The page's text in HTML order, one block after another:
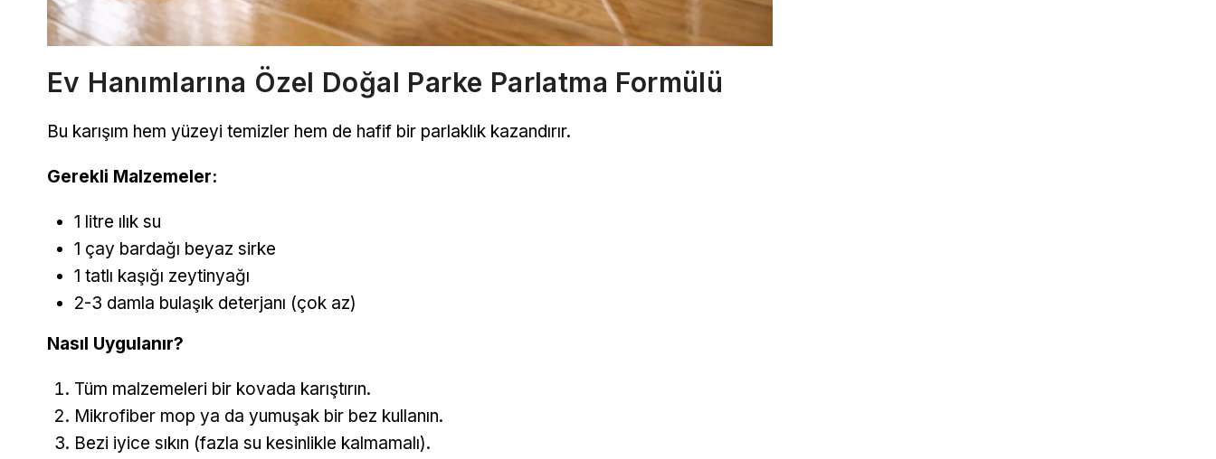
Ev Hanımlarına Özel Doğal Parke Parlatma Formülü
Bu karışım hem yüzeyi temizler hem de hafif bir parlaklık kazandırır.
Gerekli Malzemeler:
1 litre ılık su
1 çay bardağı beyaz sirke
1 tatlı kaşığı zeytinyağı
2-3 damla bulaşık deterjanı (çok az)
Nasıl Uygulanır?
Tüm malzemeleri bir kovada karıştırın.
Mikrofiber mop ya da yumuşak bir bez kullanın.
Bezi iyice sıkın (fazla su kesinlikle kalmamalı).